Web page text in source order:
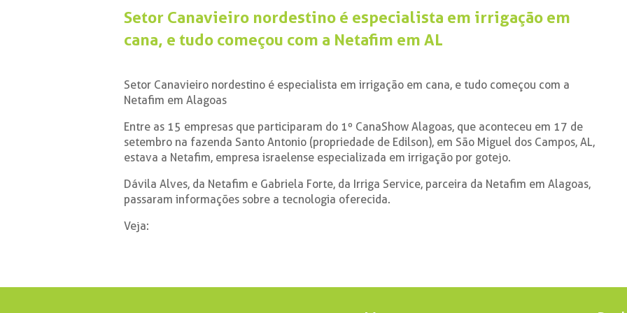
Setor Canavieiro nordestino é especialista em irrigação em
cana, e tudo começou com a Netafim em AL
Setor Canavieiro nordestino é especialista em irrigação em cana, e tudo começou com a
Netafim em Alagoas
Entre as 15 empresas que participaram do 1º CanaShow Alagoas, que aconteceu em 17 de
setembro na fazenda Santo Antonio (propriedade de Edilson), em São Miguel dos Campos, AL,
estava a Netafim, empresa israelense especializada em irrigação por gotejo.
Dávila Alves, da Netafim e Gabriela Forte, da Irriga Service, parceira da Netafim em Alagoas,
passaram informações sobre a tecnologia oferecida.
Veja: